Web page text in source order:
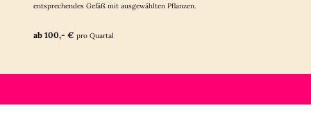
entsprechendes Gefäß mit ausgewählten Pflanzen.
ab 100,- € pro Quartal